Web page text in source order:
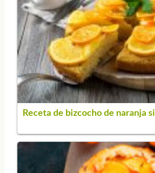
Receta de bizcocho de naranja